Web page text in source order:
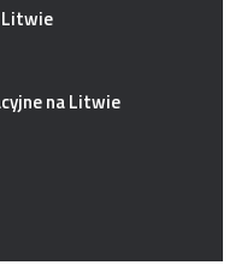
Litwie
na Litwie